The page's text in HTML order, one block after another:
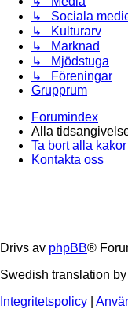
↳ Sociala
↳ Kulturarv
↳ Marknad
↳ Mjödstuga
↳ Föreningar
Grupprum
Forumindex
Alla
Ta bort alla kakor
Kontakta oss
Drivs av phpBB®
Swedish translation by
Integritetspolicy